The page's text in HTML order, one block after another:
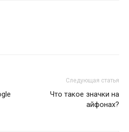
Следующая статья
Что такое значки на
айфонах?